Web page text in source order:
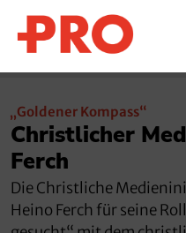
„Goldener Kompass“
Christlicher
Ferch
Die Christliche
Heino Ferch für seine